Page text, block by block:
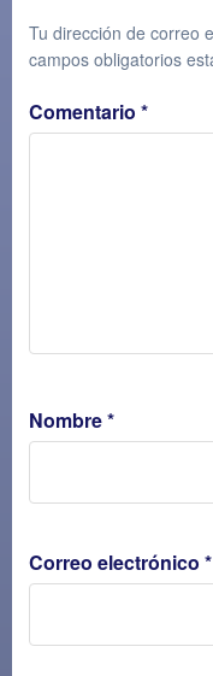
Tu dirección de correo
campos obligatorios
Comentario *
Nombre*
Correo electrónico *